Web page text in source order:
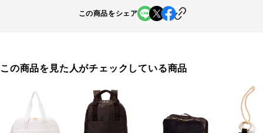
この商品をシェア
この商品を見た人がチェックしている商品